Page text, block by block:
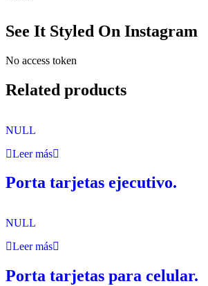
See It Styled On Instagram
No access token
Related products
NULL
Leer más
Porta tarjetas ejecutivo.
NULL
Leer más
Porta tarjetas para celular.